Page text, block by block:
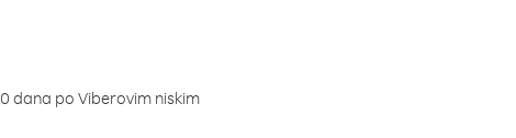
dana po Viberovim niskim